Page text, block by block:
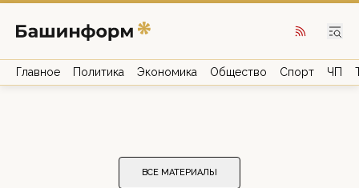
Главное Политика Экономика Общество Спорт ЧП
ВСЕ МАТЕРИАЛЫ